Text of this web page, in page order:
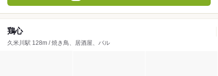
鶏心
久米川駅 128m / 焼き鳥、居酒屋、バル